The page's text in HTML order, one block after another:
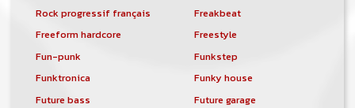
Rock progressif français
Freakbeat
Freeform hardcore
Freestyle
Fun-punk
Funkstep
Funktronica
Funky house
Future bass
Future garage